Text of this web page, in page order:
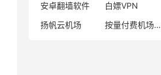
安卓翻墙软件
白嫖VPN
扬帆云机场
按量付费机场便宜